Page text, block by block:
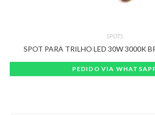
SPOTS
SPOT PARA TRILHO LED 30W 3000K
PEDIDO VIA